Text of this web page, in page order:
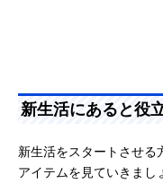
新生活にあると役
新生活をスタートさせる
アイテムを見ていきまし